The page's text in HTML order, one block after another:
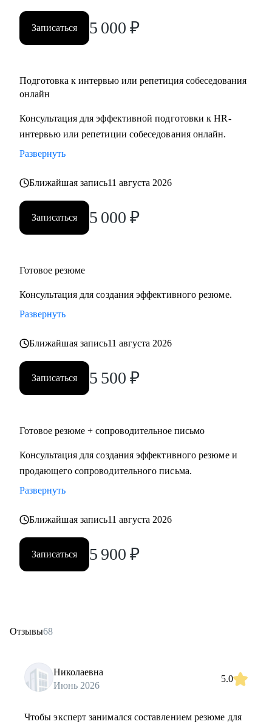
Записаться 5 000 ₽
Подготовка к интервью или репетиция собеседования
онлайн
Консультация для эффективной подготовки к HR-
интервью или репетиции собеседования онлайн.
Развернуть
Ближайшая запись11 августа 2026
Записаться 5 000 ₽
Готовое резюме
Консультация для создания эффективного резюме.
Развернуть
Ближайшая запись11 августа 2026
Записаться 5 500 ₽
Готовое резюме + сопроводительное письмо
Консультация для создания эффективного резюме и
продающего сопроводительного письма.
Развернуть
Ближайшая запись11 августа 2026
Записаться 5 900 ₽
Отзывы68
Николаевна
Июнь 2026
5.0
Чтобы эксперт занимался составлением резюме для